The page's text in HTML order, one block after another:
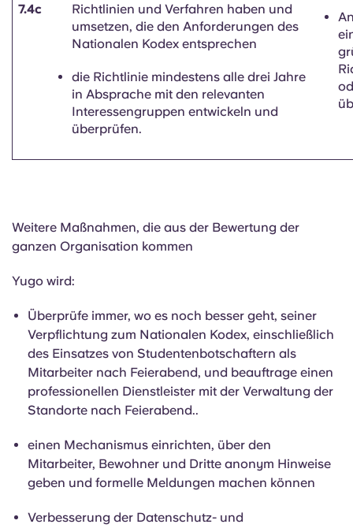
7.4c
Richtlinien und Verfahren haben und
umsetzen, die den Anforderungen des
Nationalen Kodex entsprechen
die Richtlinie mindestens alle drei Jahre
in Absprache mit den relevanten
Interessengruppen entwickeln und
überprüfen.
Weitere Maßnahmen, die aus der Bewertung der
ganzen Organisation kommen
Yugo wird:
Überprüfe immer, wo es noch besser geht, seiner
Verpflichtung zum Nationalen Kodex, einschließlich
des Einsatzes von Studentenbotschaftern als
Mitarbeiter nach Feierabend, und beauftrage einen
professionellen Dienstleister mit der Verwaltung der
Standorte nach Feierabend..
einen Mechanismus einrichten, über den
Mitarbeiter, Bewohner und Dritte anonym Hinweise
geben und formelle Meldungen machen können
Verbesserung der Datenschutz- und